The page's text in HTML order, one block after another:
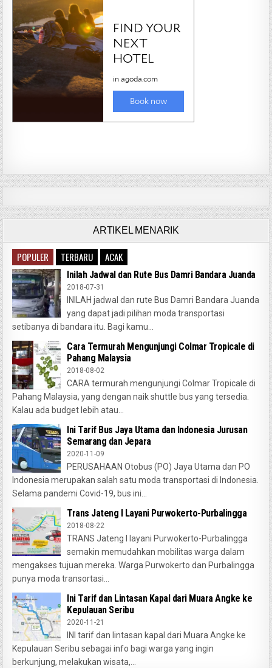
ARTIKEL MENARIK
POPULER TERBARU ACAK
Inilah Jadwal dan Rute Bus Damri Bandara Juanda
2018-07-31
INILAH jadwal dan rute Bus Damri Bandara Juanda
yang dapat jadi pilihan moda transportasi
setibanya di bandara itu. Bagi kamu...
Cara Termurah Mengunjungi Colmar Tropicale di
Pahang Malaysia
2018-08-02
CARA termurah mengunjungi Colmar Tropicale di
Pahang Malaysia, yang dengan naik shuttle bus yang tersedia.
Kalau ada budget lebih atau...
Ini Tarif Bus Jaya Utama dan Indonesia Jurusan
Semarang dan Jepara
2020-11-09
PERUSAHAAN Otobus (PO) Jaya Utama dan PO
Indonesia merupakan salah satu moda transportasi di Indonesia.
Selama pandemi Covid-19, bus ini...
Trans Jateng I Layani Purwokerto-Purbalingga
2018-08-22
TRANS Jateng I layani Purwokerto-Purbalingga
semakin memudahkan mobilitas warga dalam
mengakses tujuan mereka. Warga Purwokerto dan Purbalingga
punya moda transortasi...
Ini Tarif dan Lintasan Kapal dari Muara Angke ke
Kepulauan Seribu
2020-11-21
INI tarif dan lintasan kapal dari Muara Angke ke
Kepulauan Seribu sebagai info bagi warga yang ingin
berkunjung, melakukan wisata,...